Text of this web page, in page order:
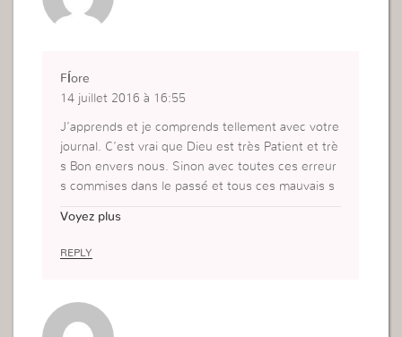
Fĺore
14 juillet 2016 à 16:55
J’apprends et je comprends tellement avec votre
journal. C’est vrai que Dieu est très Patient et trè
s Bon envers nous. Sinon avec toutes ces erreur
s commises dans le passé et tous ces mauvais s
inement au fond du tunnel.
Voyez plus
REPLY